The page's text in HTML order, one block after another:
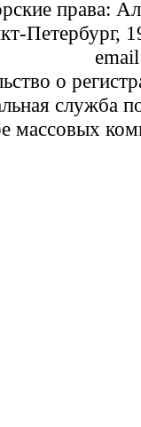
права:
Петербург,
о
служба
массовых